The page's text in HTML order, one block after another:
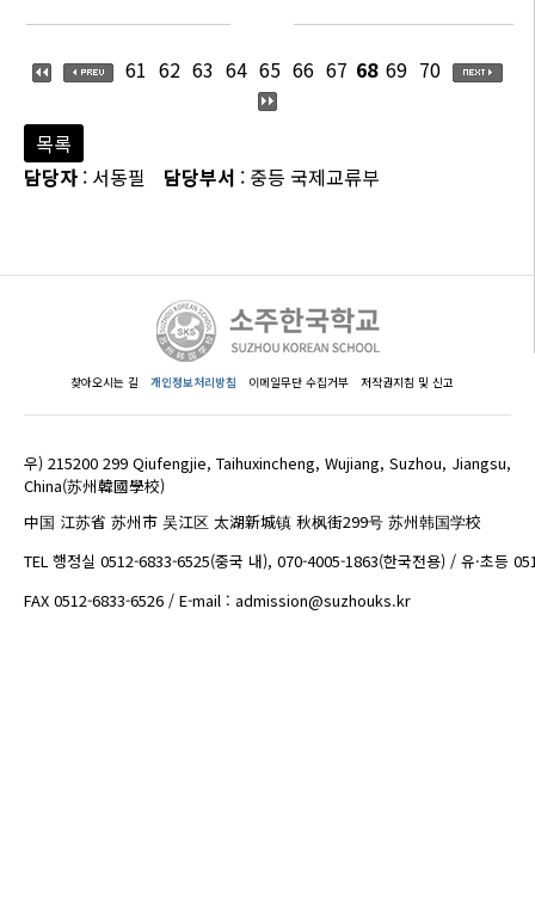
61 62 63 64 65 66 67 68 69 70
목록
담당자 : 서동필 담당부서 : 중등 국제교류부
찾아오시는 길 개인정보처리방침 이메일무단 수집거부 저작권지침 및 신고
우) 215200 299 Qiufengjie, Taihuxincheng, Wujiang, Suzhou, Jiangsu,
China(苏州韓國學校)
中国 江苏省 苏州市 吴江区 太湖新城镇 秋枫街299号 苏州韩国学校
TEL 행정실 0512-6833-6525(중국 내), 070-4005-1863(한국전용) / 유·초등
FAX 0512-6833-6526 / E-mail : admission@suzhouks.kr